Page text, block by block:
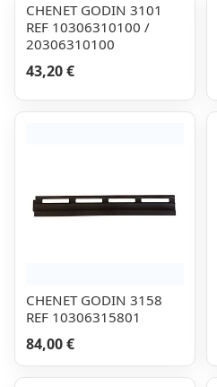
CHENET GODIN 3101
REF 10306310100 /
20306310100
43,20 €
CHENET GODIN 3158
REF 10306315801
84,00 €